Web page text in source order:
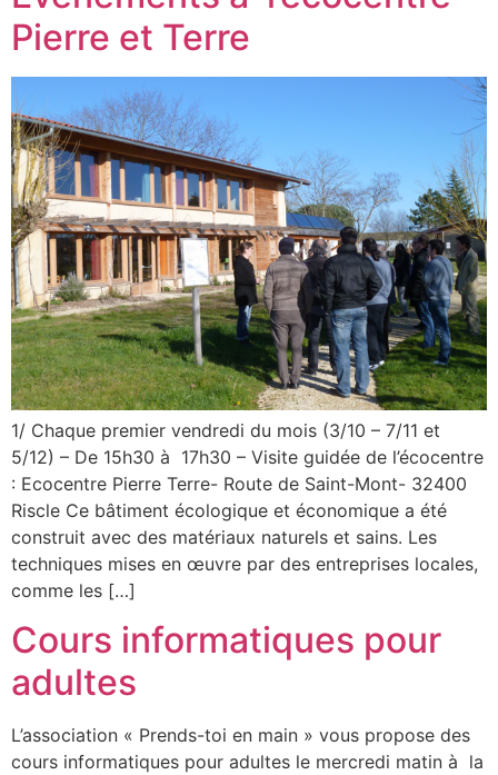
Pierre et Terre
1/ Chaque premier vendredi du mois (3/10 – 7/11 et
5/12) – De 15h30 à 17h30 – Visite guidée de l’écocentre
: Ecocentre Pierre Terre- Route de Saint-Mont- 32400
Riscle Ce bâtiment écologique et économique a été
construit avec des matériaux naturels et sains. Les
techniques mises en œuvre par des entreprises locales,
comme les […]
Cours informatiques pour
adultes
L’association « Prends-toi en main » vous propose des
cours informatiques pour adultes le mercredi matin à la